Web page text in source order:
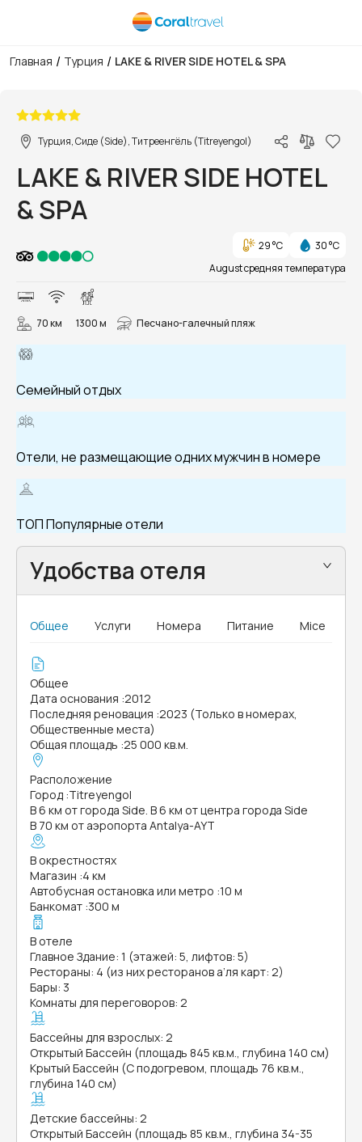
Главная / Турция / LAKE & RIVER SIDE HOTEL & SPA
Турция, Сиде (Side), Титреенгёль (Titreyengol)
LAKE & RIVER SIDE HOTEL
& SPA
29 °C
30 °C
August средняя температура
70 км 1300 м Песчано-галечный пляж
Семейный отдых
Отели, не размещающие одних мужчин в номере
ТОП Популярные отели
Удобства отеля
Общее Услуги Номера Питание Mice
Общее
Дата основания :2012
Последняя реновация :2023 (Только в номерах,
Общественные места)
Общая площадь :25 000 кв.м.
Расположение
Город :Titreyengol
В 6 км от города Side. В 6 км от центра города Side
В 70 км от аэропорта Antalya-AYT
В окрестностях
Магазин :4 км
Автобусная остановка или метро :10 м
Банкомат :300 м
В отеле
Главное Здание: 1 (этажей: 5, лифтов: 5)
Рестораны: 4 (из них ресторанов а’ля карт: 2)
Бары: 3
Комнаты для переговоров: 2
Бассейны для взрослых: 2
Открытый Бассейн (площадь 845 кв.м., глубина 140 см)
Крытый Бассейн (С подогревом, площадь 76 кв.м.,
глубина 140 см)
Детские бассейны: 2
Открытый Бассейн (площадь 85 кв.м., глубина 34-35